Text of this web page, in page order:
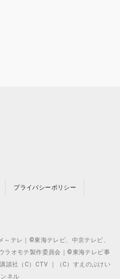
プライバシーポリシー
テレ｜©東海テレビ、中京テレビ、
ラオモテ製作委員会｜©東海テレビ事
談社（C）CTV ｜（C）すえのぶけい
ネル